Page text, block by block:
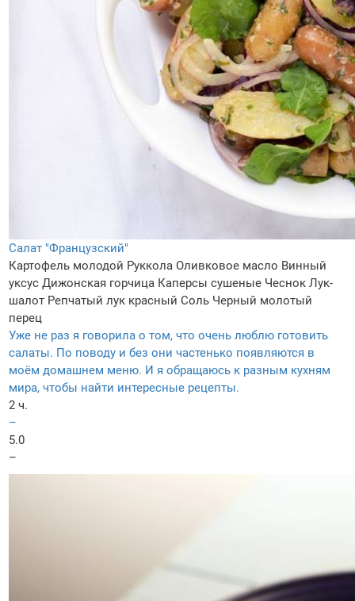
Салат "Французский"
Картофель молодой Руккола Оливковое масло Винный
уксус Дижонская горчица Каперсы сушеные Чеснок Лук-
шалот Репчатый лук красный Соль Черный молотый
перец
Уже не раз я говорила о том, что очень люблю готовить
салаты. По поводу и без они частенько появляются в
моём домашнем меню. И я обращаюсь к разным кухням
мира, чтобы найти интересные рецепты.
2 ч.
–
5.0
–